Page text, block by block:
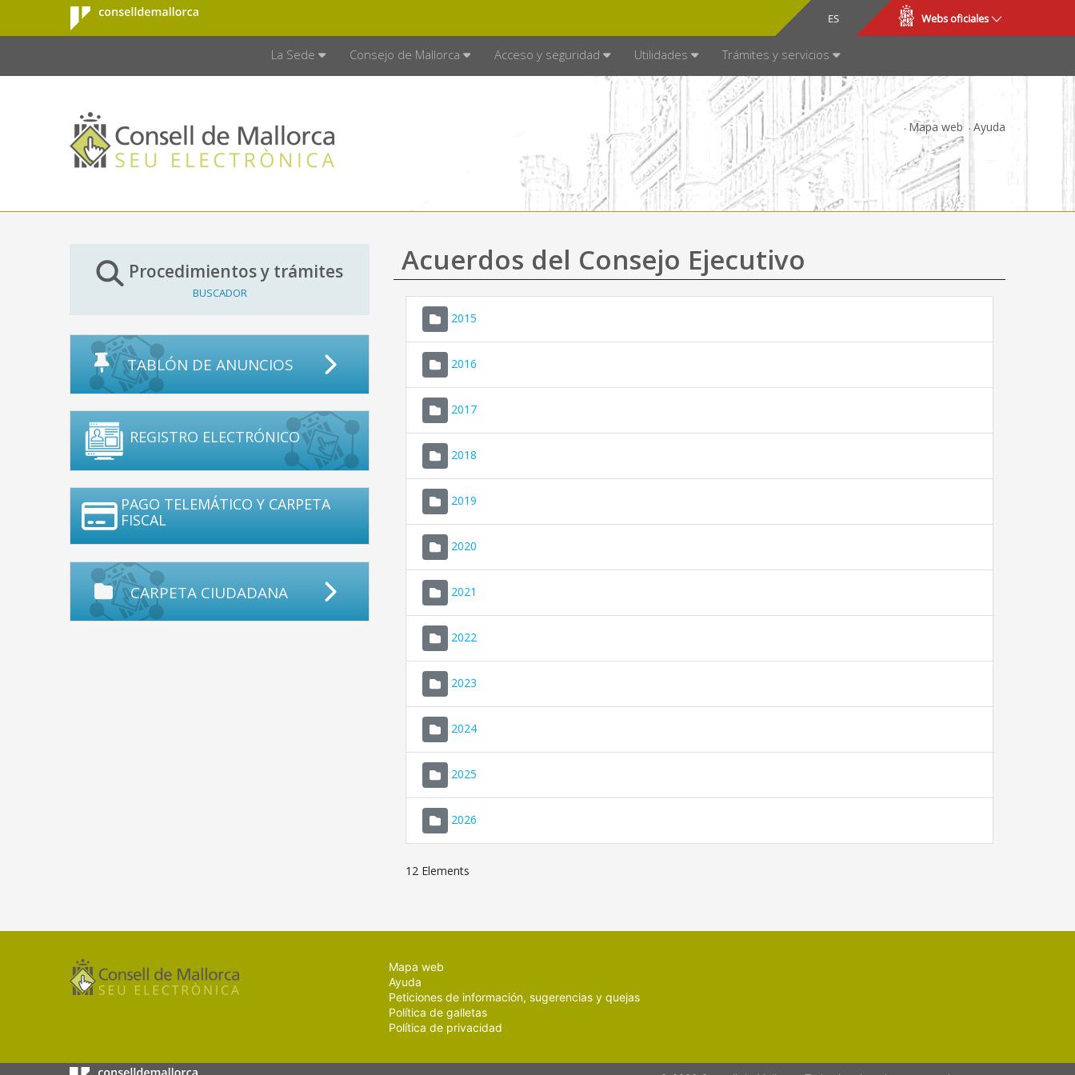
Saltar al contenido principal
Consell de
Mallorca
ES
CA Webs oficiales
La Sede Consejo de Mallorca Acceso y seguridad Utilidades Trámites y servicios
Mapa web Ayuda
Procedimientos y trámites
BUSCADOR
TABLÓN DE ANUNCIOS
REGISTRO ELECTRÓNICO
PAGO TELEMÁTICO Y CARPETA
FISCAL
CARPETA CIUDADANA
Acuerdos del Consejo Ejecutivo
2015
2016
2017
2018
2019
2020
2021
2022
2023
2024
2025
2026
12 Elements
Mapa web
Ayuda
Peticiones de información, sugerencias y quejas
Política de galletas
Política de privacidad